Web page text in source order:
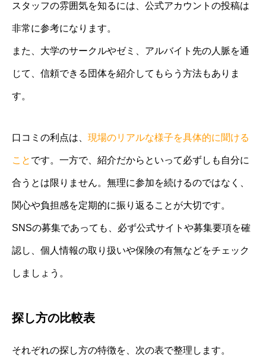
スタッフの雰囲気を知るには、公式アカウントの投稿は
非常に参考になります。
また、大学のサークルやゼミ、アルバイト先の人脈を通
じて、信頼できる団体を紹介してもらう方法もありま
す。
口コミの利点は、 現場のリアルな様子を具体的に聞ける
こと です。一方で、紹介だからといって必ずしも自分に
合うとは限りません。無理に参加を続けるのではなく、
関心や負担感を定期的に振り返ることが大切です。
SNSの募集であっても、必ず公式サイトや募集要項を確
認し、個人情報の取り扱いや保険の有無などをチェック
しましょう。
探し方の比較表
それぞれの探し方の特徴を、次の表で整理します。